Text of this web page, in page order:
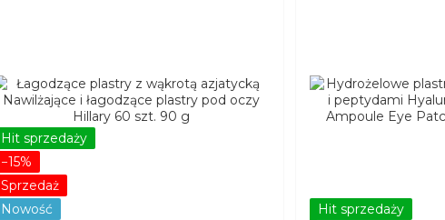
Hit sprzedaży
−15%
Sprzedaż
Nowość
Hit sprzedaży